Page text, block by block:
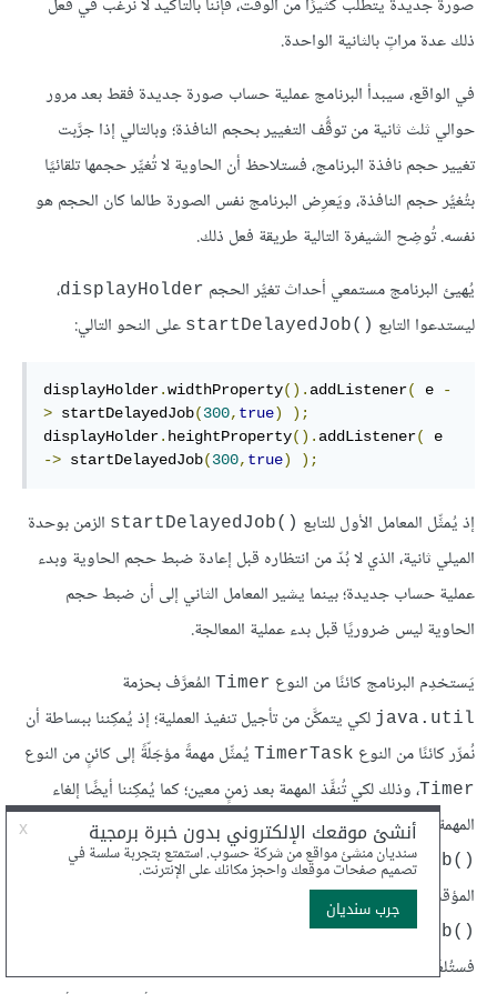
ذلك عدة مراتٍ بالثانية الواحدة.
في الواقع، سيبدأ البرنامج عملية حساب صورة جديدة فقط بعد مرور
حوالي ثلث ثانية من توقُّف التغيير بحجم النافذة؛ وبالتالي إذا جرَّبت
تغيير حجم نافذة البرنامج، فستلاحظ أن الحاوية لا تُغيِّر حجمها تلقائيًا
بتُغيُّر حجم النافذة، ويَعرِض البرنامج نفس الصورة طالما كان الحجم هو
نفسه. تُوضِح الشيفرة التالية طريقة فعل ذلك.
يُهيئ البرنامج مستمعي أحداث تغيُّر الحجم displayHolder،
ليستدعوا التابع startDelayedJob()‎ على النحو التالي:
displayHolder.widthProperty(). addListener( e
-
> startDelayedJob(300, true)
);
displayHolder. heightProperty(). addListener(
-> startDelayedJob(300, true) );
إذ يُمثِّل المعامل الأول للتابع startDelayedJob()‎ الزمن بوحدة
الميلي ثانية، الذي لا بُدّ من انتظاره قبل إعادة ضبط حجم الحاوية وبدء
عملية حساب جديدة؛ بينما يشير المعامل الثاني إلى أن ضبط حجم
الحاوية ليس ضروريًا قبل بدء عملية المعالجة.
يَستخدِم البرنامج كائنًا من النوع Timer المُعرَّف بحزمة
java.util لكي يتمكَّن من تأجيل تنفيذ العملية؛ إذ يُمكِننا ببساطة أن
نُمرِّر كائنًا من النوع TimerTask يُمثِّل مهمةً مؤجَلّةً إلى كائنٍ من النوع
Timer، وذلك لكي تُنفَّذ المهمة بعد زمنٍ معين؛ كما يُمكِننا أيضًا إلغاء
المهمة إذا لم يكن ذلك الزمن قد مرّ بعد، إذ يَستخدمِ البرنامج التابع
startDelayedJob()‎لإضافة مهمة تغيير حجم الحاوية إلى
المؤقت، لتُنفَّذ بعد 300 ميلي ثانية. وفي حالة استدعاء التابع
startDelayedJob()‎
فستُلغَى المهمة السابقة تلقائيًا وتُضاف المهمة الجديدة بدلًا منها إلى